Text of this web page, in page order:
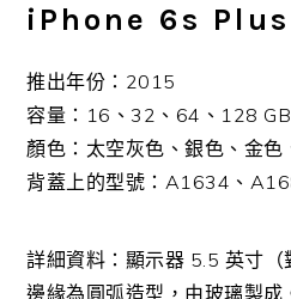
iPhone 6s Plus
推出年份：2015
容量：16、32、64、128 GB
顏色：太空灰色、銀色、金色
背蓋上的型號：A1634、
詳細資料：顯示器 5.5 英寸（
邊緣為圓弧造型，由玻璃製